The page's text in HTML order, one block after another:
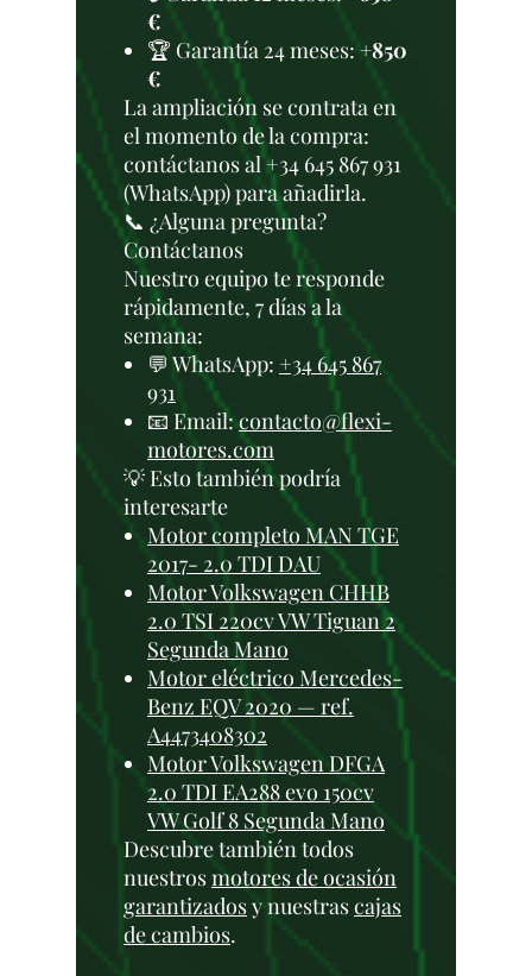
€
🏆 Garantía 24 meses: +850
€
La ampliación se contrata en
el momento de la compra:
contáctanos al +34 645 867 931
(WhatsApp) para añadirla.
📞 ¿Alguna pregunta?
Contáctanos
Nuestro equipo te responde
rápidamente, 7 días a la
semana:
💬 WhatsApp: +34 645 867
931
📧 Email:contacto@flexi-
motores.com
💡 Esto también podría
interesarte
Motor completo MAN TGE
2017- 2.0 TDI DAU
Motor Volkswagen CHHB
2.0 TSI 220cv VW Tiguan 2
Segunda Mano
Motor eléctrico Mercedes-
Benz EQV 2020 — ref.
A4473408302
Motor Volkswagen DFGA
2.0 TDI EA288 evo 150cv
VW Golf 8 Segunda Mano
Descubre también todos
nuestrosmotores de ocasión
garantizadosy nuestrascajas
de cambios.